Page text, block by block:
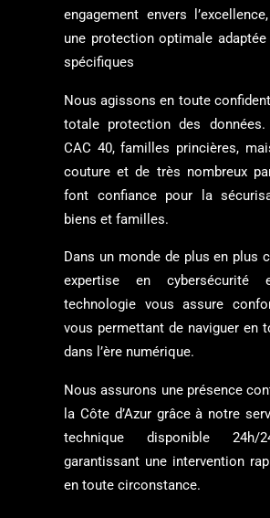
engagement envers
une protection optimale
spécifiques
Nous agissons en toute
totale protection des
CAC 40, familles princières,
couture et de très nombreux
font confiance pour la
biens et familles.
Dans un monde de plus en plus
expertise en
technologie vous assure
vous permettant de naviguer en
dans l’ère numérique.
Nous assurons une présence
la Côte d’Azur grâce à notre
technique disponible
garantissant une intervention
en toute circonstance.